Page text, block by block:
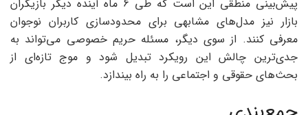
پیش‌بینی منطقی این است که طی 6 ماه آینده دیگر بازیگران
بازار نیز مدل‌های مشابهی برای محدودسازی کاربران نوجوان
معرفی کنند. از سوی دیگر، مسئله حریم خصوصی می‌تواند به
جدی‌ترین چالش این رویکرد تبدیل شود و موج تازه‌ای از
بحث‌های حقوقی و اجتماعی را به راه بیندازد.